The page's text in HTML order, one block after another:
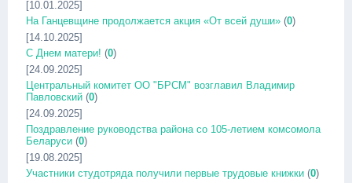
[10.01.2025]
На Ганцевщине продолжается акция «От всей души» (0)
[14.10.2025]
С Днем матери! (0)
[24.09.2025]
Центральный комитет ОО "БРСМ" возглавил Владимир
Павловский (0)
[24.09.2025]
Поздравление руководства района со 105-летием комсомола
Беларуси (0)
[19.08.2025]
Участники студотряда получили первые трудовые книжки (0)